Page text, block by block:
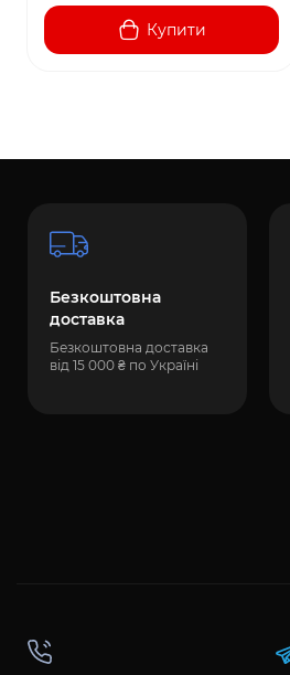
Купити
Безкоштовна
доставка
Безкоштовна доставка
від 15 000 ₴ по Україні